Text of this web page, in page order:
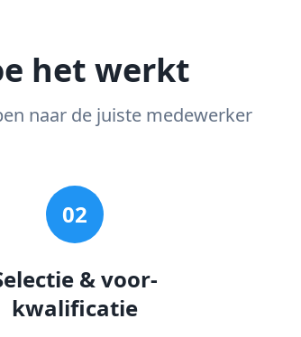
het werkt
naar de juiste medewerker
02
& voor-
kwalificatie